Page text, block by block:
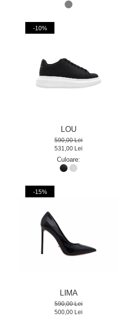
-10%
LOU
590,00 Lei
531,00 Lei
Culoare:
-15%
LIMA
590,00 Lei
500,00 Lei